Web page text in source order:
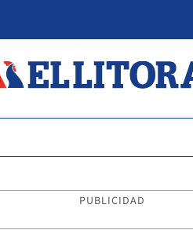
PUBLICIDAD